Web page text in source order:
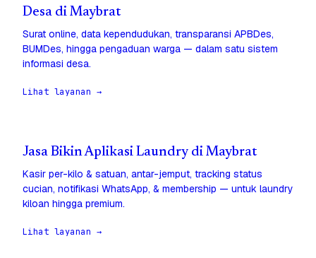
Desa di Maybrat
Surat online, data kependudukan, transparansi APBDes,
BUMDes, hingga pengaduan warga — dalam satu sistem
informasi desa.
Lihat layanan →
Jasa Bikin Aplikasi Laundry di Maybrat
Kasir per-kilo & satuan, antar-jemput, tracking status
cucian, notifikasi WhatsApp, & membership — untuk laundry
kiloan hingga premium.
Lihat layanan →